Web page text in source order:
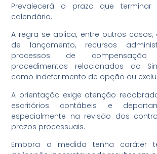
Prevalecerá o prazo que
calendário.
A regra se aplica, entre outros
de lançamento, recursos
processos de
procedimentos relacionados ao
como indeferimento de opção ou
A orientação exige atenção
escritórios contábeis e
especialmente na revisão dos
prazos processuais.
Embora a medida tenha caráter